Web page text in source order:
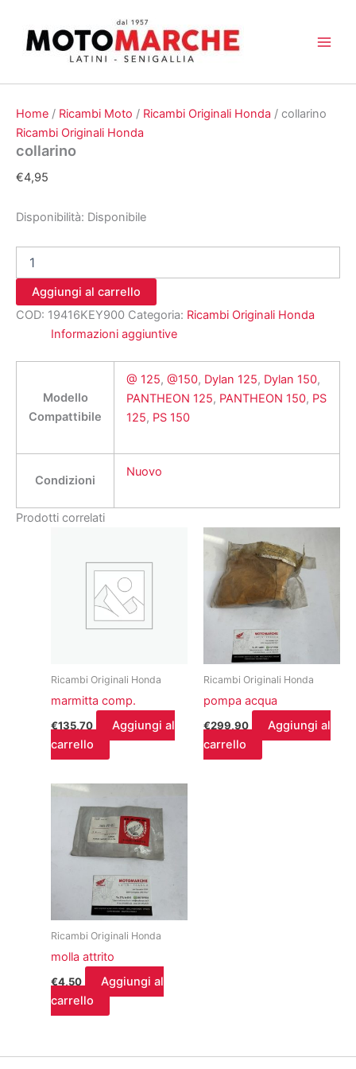
contenuto
Home / Ricambi Moto / Ricambi Originali Honda / collarino
Ricambi Originali Honda
collarino
€4,95
Disponibilità: Disponibile
quantità
Aggiungi al carrello
COD: 19416KEY900 Categoria: Ricambi Originali Honda
Informazioni aggiuntive
Modello
Compattibile
@ 125, @150, Dylan 125, Dylan 150,
PANTHEON 125, PANTHEON 150, PS
125, PS 150
Condizioni
Nuovo
Prodotti correlati
Ricambi Originali Honda
marmitta comp.
€135,70
Aggiungi al
carrello
Ricambi Originali Honda
pompa acqua
€299,90
Aggiungi al
carrello
Ricambi Originali Honda
molla attrito
€4,50
Aggiungi al
carrello